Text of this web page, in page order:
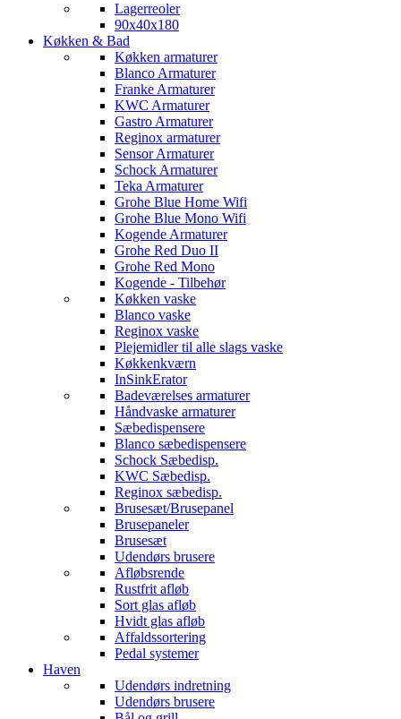
Lagerreoler
90x40x180
Køkken & Bad
Køkken armaturer
Blanco Armaturer
Franke Armaturer
KWC Armaturer
Gastro Armaturer
Reginox armaturer
Sensor Armaturer
Schock Armaturer
Teka Armaturer
Grohe Blue Home Wifi
Grohe Blue Mono Wifi
Kogende Armaturer
Grohe Red Duo II
Grohe Red Mono
Kogende - Tilbehør
Køkken vaske
Blanco vaske
Reginox vaske
Plejemidler til alle slags vaske
Køkkenkværn
InSinkErator
Badeværelses armaturer
Håndvaske armaturer
Sæbedispensere
Blanco sæbedispensere
Schock Sæbedisp.
KWC Sæbedisp.
Reginox sæbedisp.
Brusesæt/Brusepanel
Brusepaneler
Brusesæt
Udendørs brusere
Afløbsrende
Rustfrit afløb
Sort glas afløb
Hvidt glas afløb
Affaldssortering
Pedal systemer
Haven
Udendørs indretning
Udendørs brusere